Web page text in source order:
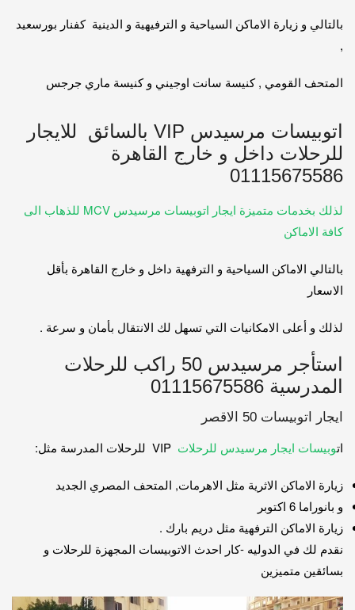
بالتالي و زيارة الاماكن السياحية و الترفيهية و الدينية كفنار بورسعيد
,
المتحف القومي , كنيسة سانت اوجيني و كنيسة ماري جرجس
اتوبيسات مرسيدس VIP بالسائق للايجار
للرحلات داخل و خارج القاهرة
01115675586
لذلك بخدمات متميزة ايجار اتوبيسات مرسيدس MCV للذهاب الى
كافة الاماكن
بالتالي الاماكن السياحية و الترفهية داخل و خارج القاهرة بأقل
الاسعار
لذلك و أعلى الامكانيات التي تسهل لك الانتقال بأمان و سرعة .
استأجر مرسيدس 50 راكب للرحلات
المدرسية 01115675586
ايجار اتوبيسات 50 الاقصر
اتوبيسات ايجار مرسيدس للرحلات
زيارة الاماكن الاثرية مثل الاهرمات, المتحف المصري الجديد
و بانوراما 6 اكتوبر
زيارة الاماكن الترفهية مثل دريم بارك .
نقدم لك في الدوليه -كار احدث الاتوبيسات المجهزة للرحلات و
بسائقين متميزين